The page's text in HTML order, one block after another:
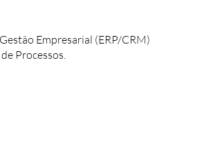
Empresarial (ERP/CRM)
Processos.